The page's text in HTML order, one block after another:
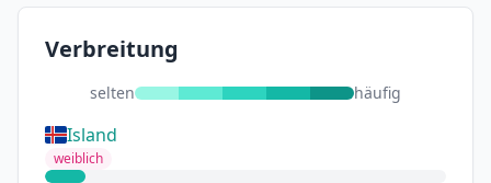
Verbreitung
selten häufig
Island
weiblich